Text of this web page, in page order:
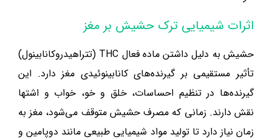
اثرات شیمیایی ترک حشیش بر مغز
حشیش به دلیل داشتن ماده فعال THC (تتراهیدروکانابینول)
تأثیر مستقیمی بر گیرنده‌های کانابینوئیدی مغز دارد. این
گیرنده‌ها در تنظیم احساسات، خلق و خو، خواب و اشتها
نقش دارند. زمانی که مصرف حشیش متوقف می‌شود، مغز به
زمان نیاز دارد تا تولید مواد شیمیایی طبیعی مانند دوپامین و